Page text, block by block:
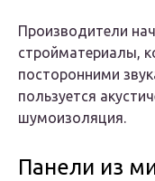
Производители
стройматериалы,
посторонними
пользуется
шумоизоляция.
Панели из